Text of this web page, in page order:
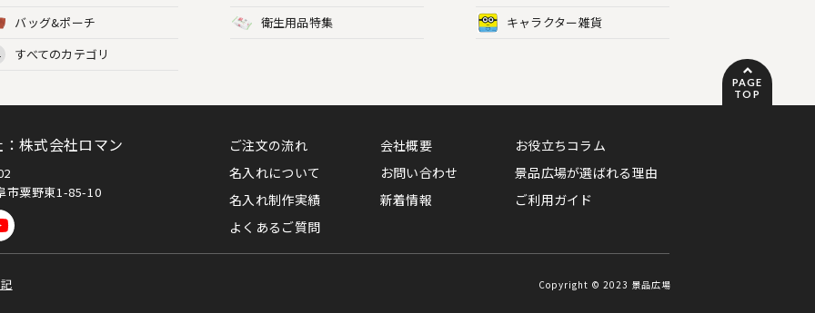
バッグ&ポーチ
衛生用品特集 キャラクター雑貨
すべてのカテゴリ
PAGE
TOP
株式会社ロマン
市粟野東1-85-10
ご注文の流れ
名入れについて
名入れ制作実績
よくあるご質問
会社概要
お問い合わせ
新着情報
お役立ちコラム
景品広場が選ばれる理由
ご利用ガイド
Copyright © 2023 景品広場